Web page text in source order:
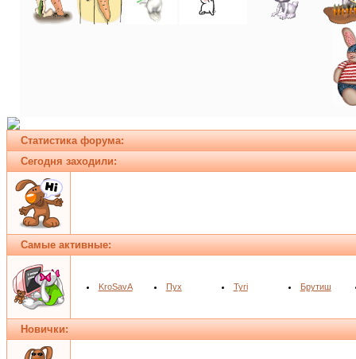
Статистика форума:
Сегодня заходили:
Самые активные:
KroSavA Пух Tyri Брутиш
Новички: